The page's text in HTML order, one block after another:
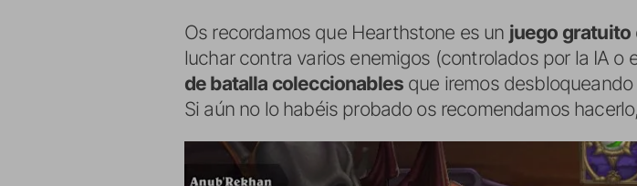
Os recordamos que Hearthstone es un juego gratuito
luchar contra varios enemigos (controlados por la IA
de batalla coleccionables que iremos
Si aún no lo habéis probado os recomendamos